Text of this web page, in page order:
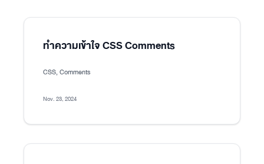
ทำความเข้าใจ CSS Comments
CSS, Comments
Nov. 23, 2024